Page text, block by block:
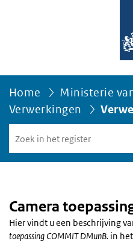
Home
Ministerie
Verwerkingen
in
het
Camera
Hier vindt u een beschrijving
toepassing COMMIT DMunB. in